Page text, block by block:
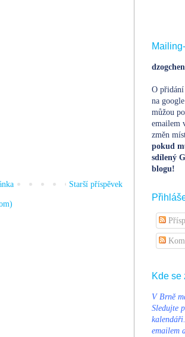
Starší příspěvek
O přidání
na
můžou
emailem
změn
pokud
sdílený
blogu!
Kde se
V Brně
Sledujte
emailem